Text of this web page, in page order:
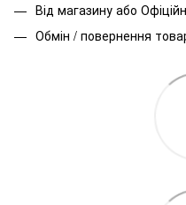
Від магазину або
Обмін / повернення